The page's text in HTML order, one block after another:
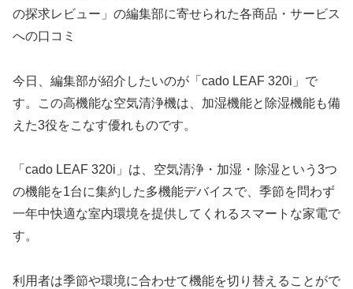
の探求レビュー」の編集部に寄せられた各商品・サービス
への口コミ
今日、編集部が紹介したいのが「cado LEAF 320i」で
す。この高機能な空気清浄機は、加湿機能と除湿機能も備
えた3役をこなす優れものです。
「cado LEAF 320i」は、空気清浄・加湿・除湿という3つ
の機能を1台に集約した多機能デバイスで、季節を問わず
一年中快適な室内環境を提供してくれるスマートな家電で
す。
利用者は季節や環境に合わせて機能を切り替えることがで